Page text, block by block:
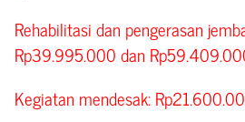
Rehabilitasi dan pengerasan
Rp39.995.000 dan
Kegiatan mendesak: